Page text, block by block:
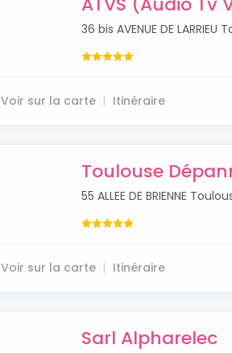
36 bis AVENUE DE LARRIEU
Voir sur la carte Itinéraire
Toulouse
55 ALLEE DE BRIENNE
Voir sur la carte Itinéraire
Sarl Alpharelec